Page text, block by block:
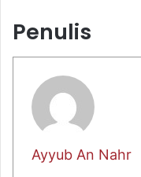
Penulis
Ayyub An Nahr